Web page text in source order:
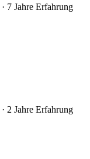
· 7 Jahre Erfahrung
· 2 Jahre Erfahrung